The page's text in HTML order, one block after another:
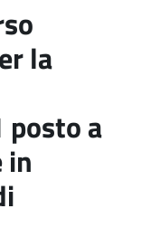
la
a
in